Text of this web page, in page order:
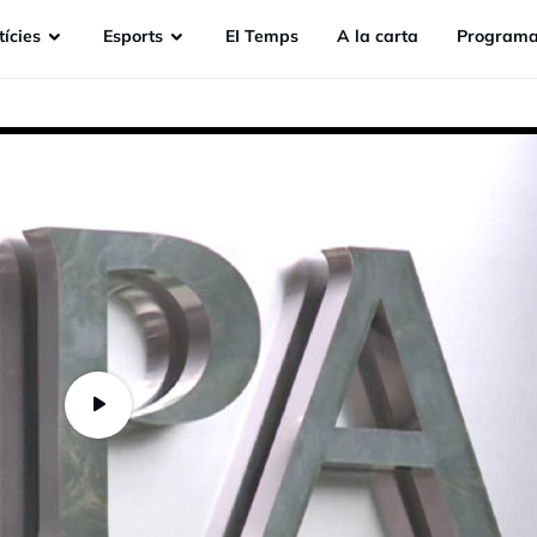
Esports EI Temps A la carta